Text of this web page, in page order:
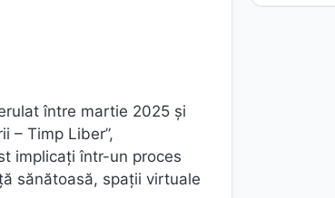
între martie 2025 și
– Timp Liber”,
implicați într-un proces
sănătoasă, spații virtuale